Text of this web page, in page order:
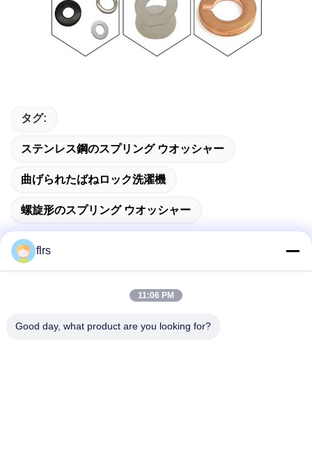
タグ:
ステンレス鋼のスプリング ウオッシャー
曲げられたばねロック洗濯機
螺旋形のスプリング ウオッシャー
アドレス
flrs
11:06 PM
Good day, what product are you looking for?